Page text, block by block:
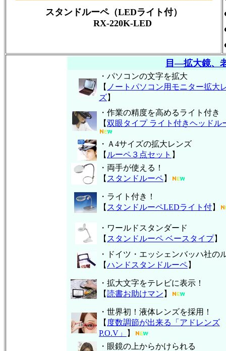
スタンドルーペ（LEDライト付）
RX-220K-LED
目―拡大鏡、
・パソコンの文字を拡大
【 ノートパソコン用モニター拡大
ズ】
・作業の精度を高めるライト付き
【双眼タイプ ライト付きヘッドル
・Ａ4サイズの拡大レンズ
【 ルーペ３点セット 】
・両手が使える！
【 スタンドルーペ】
・ライト付き！
【 スタンドルーペLEDライト付】
・ワールドスタンダード
【 スタンドルーペ ベースタイプ】
・ドイツ・エッシェンバッハ社の
【ハンド スタンドルーペ】
・拡大文字をテレビに表示！
【読書お助けマン 】
・世界初！液体レンズを採用！
【 度数調節が出来る「アドレンズ
P.O.V」
】
・眼鏡の上からかけられる